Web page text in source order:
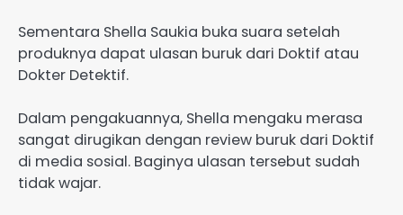
Sementara Shella Saukia buka suara setelah
produknya dapat ulasan buruk dari Doktif atau
Dokter Detektif.
Dalam pengakuannya, Shella mengaku merasa
sangat dirugikan dengan review buruk dari Doktif
di media sosial. Baginya ulasan tersebut sudah
tidak wajar.